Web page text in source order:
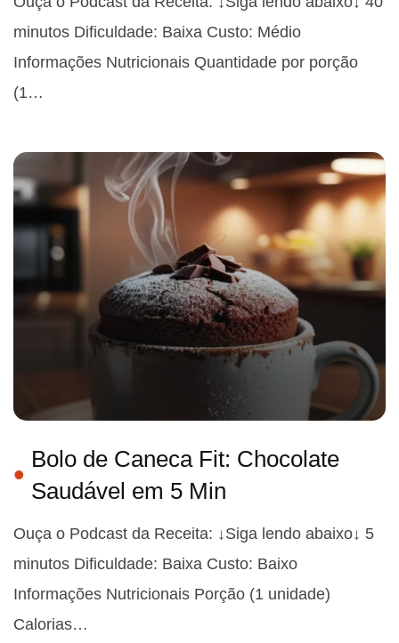
minutos Dificuldade: Baixa Custo: Médio
Informações Nutricionais Quantidade por porção
(1…
Bolo de Caneca Fit: Chocolate
Saudável em 5 Min
Ouça o Podcast da Receita: ↓Siga lendo abaixo↓ 5
minutos Dificuldade: Baixa Custo: Baixo
Informações Nutricionais Porção (1 unidade)
Calorias…